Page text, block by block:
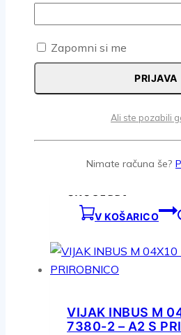
7380-2 – A2 S
V KOŠARICO
7380-2 – A2 S
0.10 € z DDV
V KOŠARICO
VIJAK INBUS M
7380-2 – A2 S
Zapomni si me
PRIJAVA
Ali ste pozabili
Nimate računa še?